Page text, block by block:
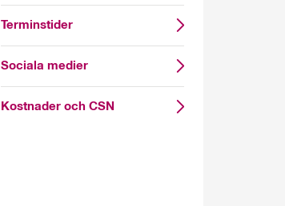
Terminstider
Sociala medier
Kostnader och CSN